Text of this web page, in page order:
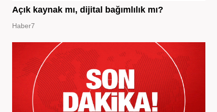
Açık kaynak mı, dijital bağımlılık mı?
Haber7